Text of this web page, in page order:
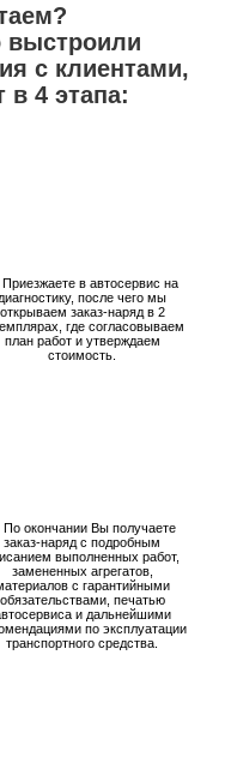
выстроили
с клиентами,
в 4 этапа:
в автосервис на
диагностику, после чего мы
открываем заказ-наряд в 2
где согласовываем
план работ и утверждаем
стоимость.
По окончании Вы получаете
заказ-наряд с подробным
выполненных работ,
замененных агрегатов,
с гарантийными
обязательствами, печатью
и дальнейшими
по эксплуатации
транспортного средства.